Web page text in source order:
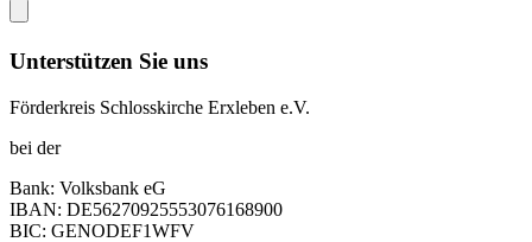
Unterstützen Sie uns
Förderkreis Schlosskirche Erxleben e.V.
bei der
Bank: Volksbank eG
IBAN: DE56270925553076168900
BIC: GENODEF1WFV